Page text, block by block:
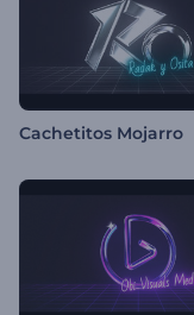
Cachetitos Mojarro